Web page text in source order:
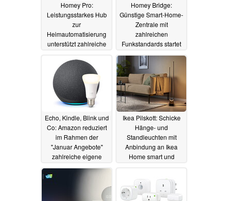
Homey Pro:
Leistungsstarkes Hub
zur
Heimautomatisierung
unterstützt zahlreiche
und Matter 31.07.2023
Homey Bridge:
Günstige Smart-Home-
Zentrale mit
zahlreichen
Funkstandards startet
in den Verkauf07.03.2023
Echo, Kindle, Blink und
Co: Amazon reduziert
im Rahmen der
"Januar Angebote"
zahlreiche eigene
Produkte11.01.2023
Ikea Pilskott: Schicke
Hänge- und
Standleuchten mit
Anbindung an Ikea
Home smart und